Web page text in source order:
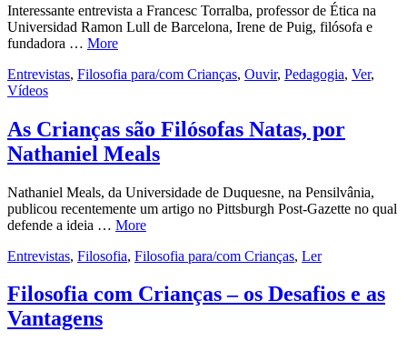
Interessante entrevista a Francesc Torralba, professor de Ética na
Universidad Ramon Lull de Barcelona, Irene de Puig, filósofa e
fundadora … More
Entrevistas, Filosofia para/com Crianças, Ouvir, Pedagogia, Ver,
Vídeos
As Crianças são Filósofas Natas, por
Nathaniel Meals
Nathaniel Meals, da Universidade de Duquesne, na Pensilvânia,
publicou recentemente um artigo no Pittsburgh Post-Gazette no qual
defende a ideia … More
Entrevistas, Filosofia, Filosofia para/com Crianças, Ler
Filosofia com Crianças – os Desafios e as
Vantagens